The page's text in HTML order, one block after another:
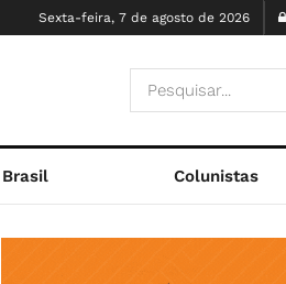
Sexta-feira, 7 de agosto de 2026
Brasil Colunistas